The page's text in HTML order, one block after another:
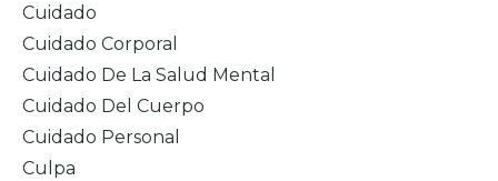
Cuidado
Cuidado Corporal
Cuidado De La Salud Mental
Cuidado Del Cuerpo
Cuidado Personal
Culpa